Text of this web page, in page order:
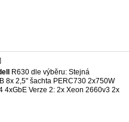
R630 dle výběru: Stejná
8x 2,5" šachta PERC730 2x750W
4xGbE Verze 2: 2x Xeon 2660v3 2x